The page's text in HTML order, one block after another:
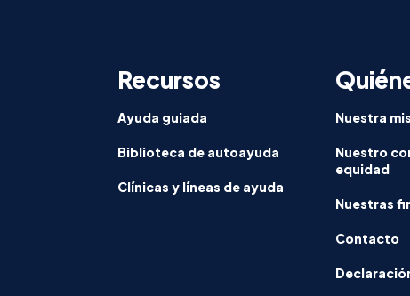
Recursos
Ayuda guiada
Biblioteca de autoayuda
Clínicas y líneas de ayuda
Nuestra
Nuestro
equidad
Nuestras
Contacto